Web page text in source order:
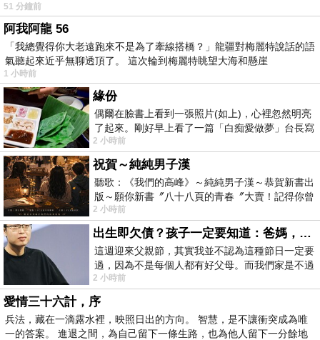
https
51 分鐘前
阿我阿龍 56
「我總覺得你大老遠跑來不是為了牽線搭橋？」龍疆對梅麗特說話的語
氣聽起來近乎無聊透頂了。 這次輪到梅麗特眺望大海和懸崖
1 小時前
緣份
偶爾在臉書上看到一張照片(如上)，心裡忽然明亮
了起來。剛好早上看了一篇「白痴愛做夢」台長寫
的貼文，在回顧年輕時瘋狂愛上
2 小時前
祝賀～純純男子漢
聽歌：《我們的高峰》～純純男子漢～恭賀新書出
版～願你新書〞八十八頁的青春〞大賣！記得你曾
經在我的版留言…「好讚的圖^^感覺大家
2 小時前
出生即欠債？孩子一定要知道：爸媽，其實我不欠你們
這週迎來父親節，其實我並不認為這種節日一定要
過，因為不是每個人都有好父母。而我們家是不過
節的，平時也沒什麼儀式感，生活趨近冷
2 小時前
愛情三十六計，序
兵法，藏在一滴露水裡，映照日出的方向。 智慧，是不讓衝突成為唯
一的答案。 進退之間，為自己留下一條生路，也為他人留下一分餘地